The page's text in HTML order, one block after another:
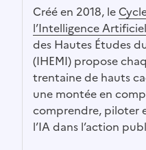
Créé en 2018, le
(Ouvre une nouvelle
l’Intelligence
des Hautes Études
(IHEMI) propose
trentaine de hauts
une montée en
comprendre, piloter
l’IA dans l’action